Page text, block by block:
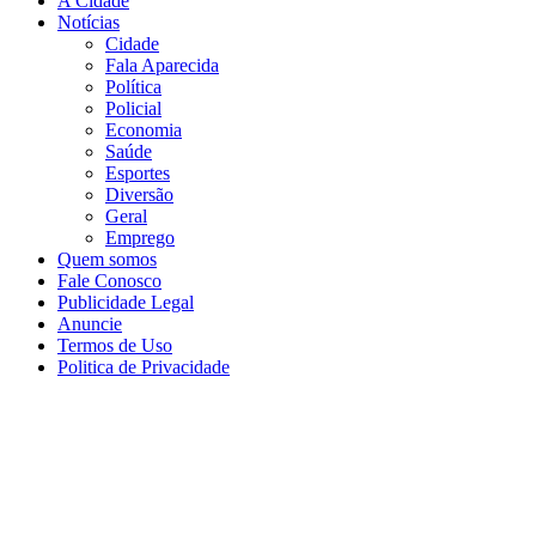
Notícias
Cidade
Fala Aparecida
Política
Policial
Economia
Saúde
Esportes
Diversão
Geral
Emprego
Quem somos
Fale Conosco
Publicidade Legal
Anuncie
Termos de Uso
Politica de Privacidade